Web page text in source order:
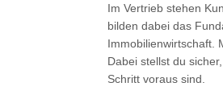
Im Vertrieb stehen
bilden dabei das
Immobilienwirtschaft.
Dabei stellst du
Schritt voraus sind.